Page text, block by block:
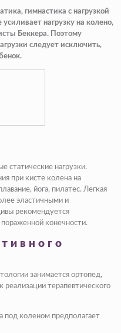
гимнастика с нагрузкой
нагрузку на колено,
Беккера. Поэтому
следует исключить,
статические нагрузки.
при кисте колена на
йога, пилатес. Легкая
эластичными и
рекомендуется
конечности.
занимается ортопед,
реализации терапевтического
под коленом предполагает